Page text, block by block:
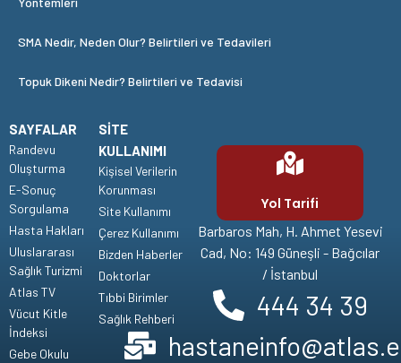
SMA Nedir, Neden Olur? Belirtileri ve Tedavileri
Topuk Dikeni Nedir? Belirtileri ve Tedavisi
SAYFALAR
Randevu
Oluşturma
E-Sonuç
Sorgulama
Hasta Hakları
Uluslararası
Sağlık Turizmi
Atlas TV
Vücut Kitle
İndeksi
Gebe Okulu
SITE
KULLANIMI
Kişisel Verilerin
Korunması
Site Kullanımı
Çerez Kullanımı
Bizden Haberler
Doktorlar
Tıbbi Birimler
Sağlık Rehberi
Yol Tarifi
Barbaros Mah, H. Ahmet Yesevi
Cad, No: 149 Güneşli - Bağcılar
/ İstanbul
444 34 39